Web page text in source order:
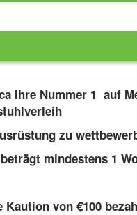
Ihre Nummer 1 auf
zu
mindestens 1
von €100